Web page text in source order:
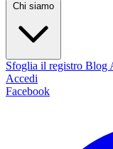
Chi siamo
Sfoglia il registro Blog
Accedi
Facebook